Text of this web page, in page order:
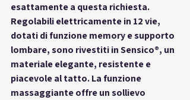
esattamente a questa richiesta.
Regolabili elettricamente in 12 vie,
dotati di funzione memory e supporto
lombare, sono rivestiti in Sensico®, un
materiale elegante, resistente e
piacevole al tatto. La funzione
massaggiante offre un sollievo